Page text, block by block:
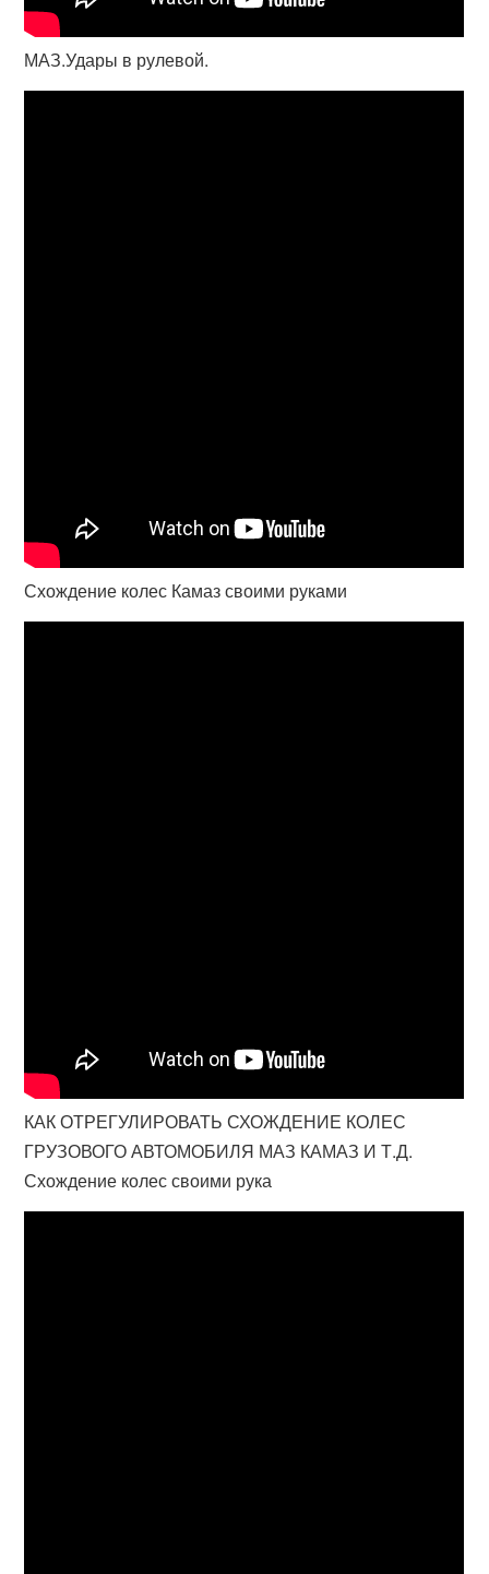
МАЗ.Удары в рулевой.
Схождение колес Камаз своими руками
КАК ОТРЕГУЛИРОВАТЬ СХОЖДЕНИЕ КОЛЕС
ГРУЗОВОГО АВТОМОБИЛЯ МАЗ КАМАЗ И Т.Д.
Схождение колес своими рука